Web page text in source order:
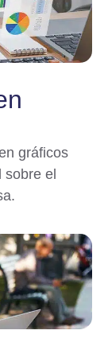
gráficos
sobre el